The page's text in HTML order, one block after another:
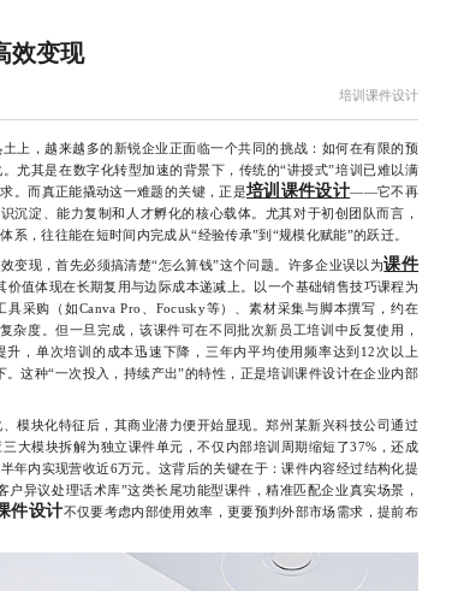
效变现
培训课件设计
，越来越多的新锐企业正面临一个共同的挑战：如何在有限的预
尤其是在数字化转型加速的背景下，传统的“讲授式”培训已难以满
。而真正能撬动这一难题的关键，正是培训课件设计——它不再
沉淀、能力复制和人才孵化的核心载体。尤其对于初创团队而言，
系，往往能在短时间内完成从“经验传承”到“规模化赋能”的跃迁。
现，首先必须搞清楚“怎么算钱”这个问题。许多企业误以为课件
价值体现在长期复用与边际成本递减上。以一个基础销售技巧课程为
采购（如Canva Pro、Focusky等）、素材采集与脚本撰写，约在
杂度。但一旦完成，该课件可在不同批次新员工培训中反复使用，
升，单次培训的成本迅速下降，三年内平均使用频率达到12次以上
这种“一次投入，持续产出”的特性，正是培训课件设计在企业内部
块化特征后，其商业潜力便开始显现。郑州某新兴科技公司通过
大模块拆解为独立课件单元，不仅内部培训周期缩短了37%，还成
年内实现营收近6万元。这背后的关键在于：课件内容经过结构化提
户异议处理话术库”这类长尾功能型课件，精准匹配企业真实场景，
件设计不仅要考虑内部使用效率，更要预判外部市场需求，提前布